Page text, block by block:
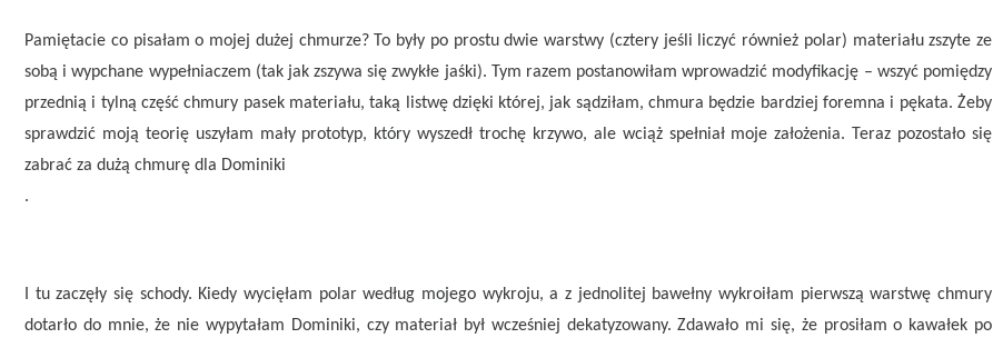
Pamiętacie co pisałam o mojej dużej chmurze? To były po prostu dwie warstwy (cztery jeśli liczyć również polar) materiału zszyte ze
sobą i wypchane wypełniaczem (tak jak zszywa się zwykłe jaśki). Tym razem postanowiłam wprowadzić modyfikację – wszyć pomiędzy
przednią i tylną część chmury pasek materiału, taką listwę dzięki której, jak sądziłam, chmura będzie bardziej foremna i pękata. Żeby
sprawdzić moją teorię uszyłam mały prototyp, który wyszedł trochę krzywo, ale wciąż spełniał moje założenia. Teraz pozostało się
zabrać za dużą chmurę dla Dominiki
.
I tu zaczęły się schody. Kiedy wycięłam polar według mojego wykroju, a z jednolitej bawełny wykroiłam pierwszą warstwę chmury
dotarło do mnie, że nie wypytałam Dominiki, czy materiał był wcześniej dekatyzowany. Zdawało mi się, że prosiłam o kawałek po